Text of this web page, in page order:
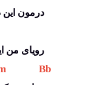
درمون این
رویای من
Bb